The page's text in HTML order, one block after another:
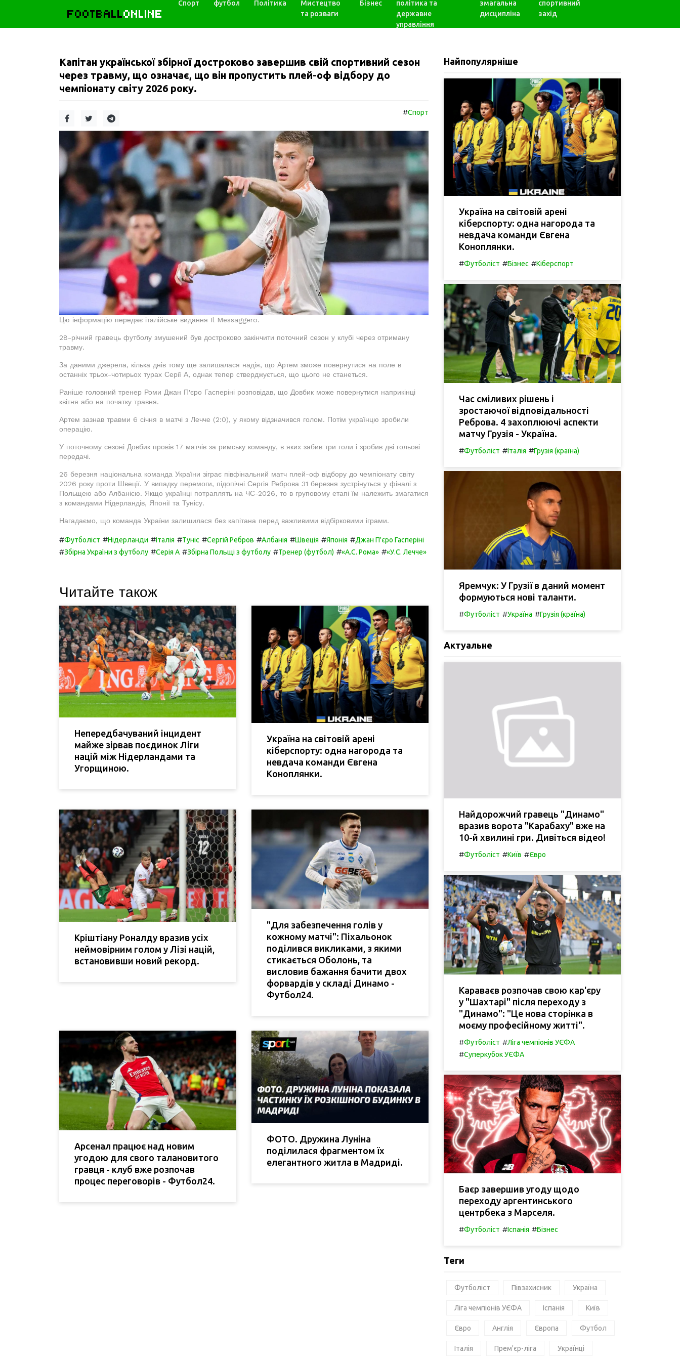
FOOTBALLONLINE
Спорт футбол Політика
Мистецтво
та розваги
Бізнес
політика та
державне
управління
змагальна
дисципліна
спортивний
захід
Капітан української збірної достроково завершив свій спортивний сезон
через травму, що означає, що він пропустить плей-оф відбору до
чемпіонату світу 2026 року.
#Спорт
Цю інформацію передає італійське видання Il Messaggero.
28-річний гравець футболу змушений був достроково закінчити поточний сезон у клубі через отриману
травму.
За даними джерела, кілька днів тому ще залишалася надія, що Артем зможе повернутися на поле в
останніх трьох-чотирьох турах Серії А, однак тепер стверджується, що цього не станеться.
Раніше головний тренер Роми Джан П'єро Гасперіні розповідав, що Довбик може повернутися наприкінці
квітня або на початку травня.
Артем зазнав травми 6 січня в матчі з Лечче (2:0), у якому відзначився голом. Потім українцю зробили
операцію.
У поточному сезоні Довбик провів 17 матчів за римську команду, в яких забив три голи і зробив дві гольові
передачі.
26 березня національна команда України зіграє півфінальний матч плей-оф відбору до чемпіонату світу
2026 року проти Швеції. У випадку перемоги, підопічні Сергія Реброва 31 березня зустрінуться у фіналі з
Польщею або Албанією. Якщо українці потраплять на ЧС-2026, то в груповому етапі їм належить змагатися
з командами Нідерландів, Японії та Тунісу.
Нагадаємо, що команда України залишилася без капітана перед важливими відбірковими іграми.
#Футболіст #Нідерланди #Італія #Туніс #Сергій Ребров #Албанія #Швеція #Японія #Джан П'єро Гасперіні
#Збірна України з футболу #Серія А #Збірна Польщі з футболу #Тренер (футбол) #«А.С. Рома» #«У.С. Лечче»
Читайте також
Непередбачуваний інцидент
майже зірвав поєдинок Ліги
націй між Нідерландами та
Угорщиною.
Україна на світовій арені
кіберспорту: одна нагорода та
невдача команди Євгена
Коноплянки.
Кріштіану Роналду вразив усіх
неймовірним голом у Лізі націй,
встановивши новий рекорд.
"Для забезпечення голів у
кожному матчі": Піхальонок
поділився викликами, з якими
стикається Оболонь, та
висловив бажання бачити двох
форвардів у складі Динамо -
Футбол24.
Арсенал працює над новим
угодою для свого талановитого
гравця - клуб вже розпочав
процес переговорів - Футбол24.
ФОТО. Дружина Луніна
поділилася фрагментом їх
елегантного житла в Мадриді.
Найпопулярніше
Україна на світовій арені
кіберспорту: одна нагорода та
невдача команди Євгена
Коноплянки.
#Футболіст #Бізнес #Кіберспорт
Час сміливих рішень і
зростаючої відповідальності
Реброва. 4 захоплюючі аспекти
матчу Грузія - Україна.
#Футболіст #Італія #Грузія (країна)
Яремчук: У Грузії в даний момент
формуються нові таланти.
#Футболіст #Україна #Грузія (країна)
Актуальне
Найдорожчий гравець "Динамо"
вразив ворота "Карабаху" вже на
10-й хвилині гри. Дивіться відео!
#Футболіст #Київ #Євро
Караваєв розпочав свою кар'єру
у "Шахтарі" після переходу з
"Динамо": "Це нова сторінка в
моєму професійному житті".
#Футболіст #Ліга чемпіонів УЄФА
#Суперкубок УЄФА
Баєр завершив угоду щодо
переходу аргентинського
центрбека з Марселя.
#Футболіст #Іспанія #Бізнес
Теги
Футболіст Півзахисник Україна
Ліга чемпіонів УЄФА Іспанія Київ
Євро Англія Європа Футбол
Італія Прем'єр-ліга Українці